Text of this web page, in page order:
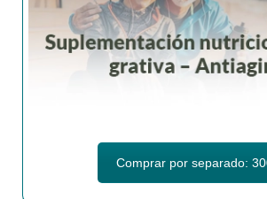
Comprar por separado: